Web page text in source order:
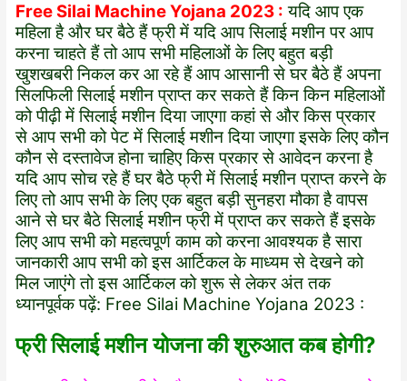
Free Silai Machine Yojana 2023 : यदि आप एक
महिला है और घर बैठे हैं फ्री में यदि आप सिलाई मशीन पर आप
करना चाहते हैं तो आप सभी महिलाओं के लिए बहुत बड़ी
खुशखबरी निकल कर आ रहे हैं आप आसानी से घर बैठे हैं अपना
सिलफिली सिलाई मशीन प्राप्त कर सकते हैं किन किन महिलाओं
को पीढ़ी में सिलाई मशीन दिया जाएगा कहां से और किस प्रकार
से आप सभी को पेट में सिलाई मशीन दिया जाएगा इसके लिए कौन
कौन से दस्तावेज होना चाहिए किस प्रकार से आवेदन करना है
यदि आप सोच रहे हैं घर बैठे फ्री में सिलाई मशीन प्राप्त करने के
लिए तो आप सभी के लिए एक बहुत बड़ी सुनहरा मौका है वापस
आने से घर बैठे सिलाई मशीन फ्री में प्राप्त कर सकते हैं इसके
लिए आप सभी को महत्वपूर्ण काम को करना आवश्यक है सारा
जानकारी आप सभी को इस आर्टिकल के माध्यम से देखने को
मिल जाएंगे तो इस आर्टिकल को शुरू से लेकर अंत तक
ध्यानपूर्वक पढ़ें: Free Silai Machine Yojana 2023 :
फ्री सिलाई मशीन योजना की शुरुआत कब होगी?